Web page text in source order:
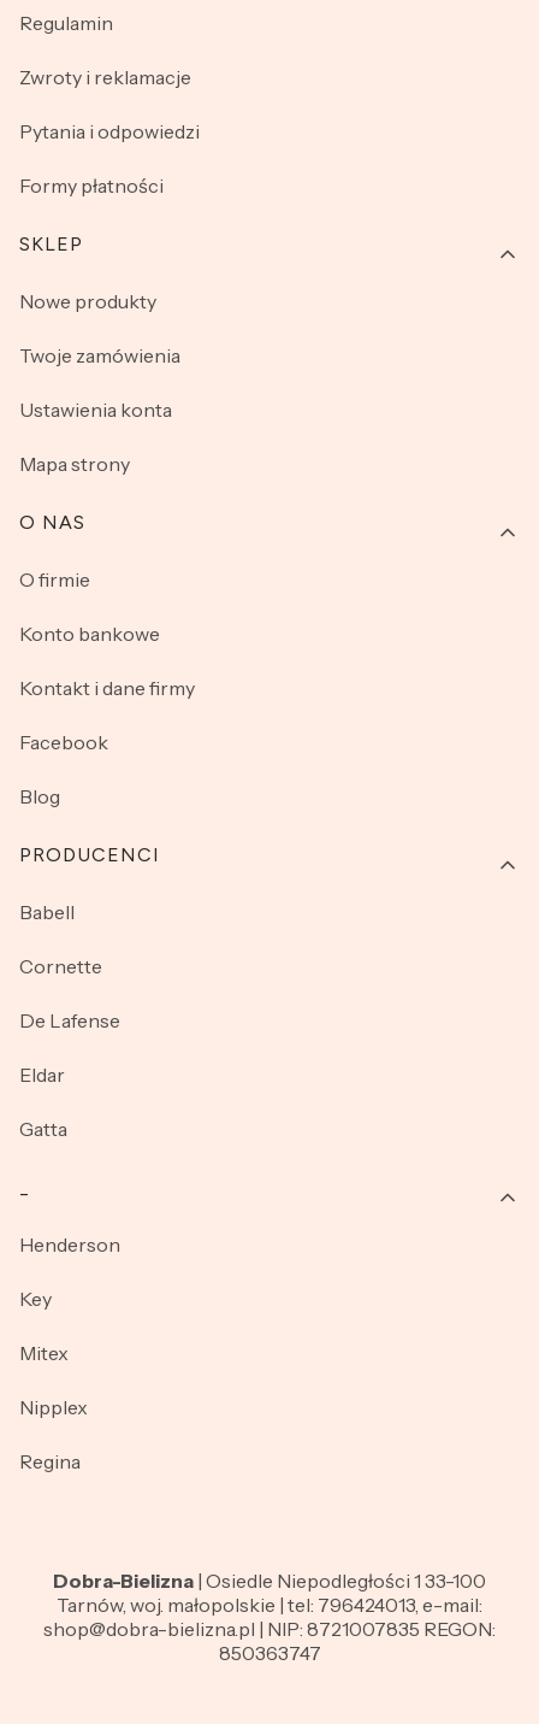
Regulamin
Zwroty i reklamacje
Pytania i odpowiedzi
Formy płatności
SKLEP
Nowe produkty
Twoje zamówienia
Ustawienia konta
Mapa strony
O NAS
O firmie
Konto bankowe
Kontakt i dane firmy
Facebook
Blog
PRODUCENCI
Babell
Cornette
De Lafense
Eldar
Gatta
Henderson
Key
Mitex
Nipplex
Regina
Dobra-Bielizna | Osiedle Niepodległości 1 33-100
Tarnów, woj. małopolskie | tel: 796424013, e-mail:
shop@dobra-bielizna.pl | NIP: 8721007835 REGON:
850363747